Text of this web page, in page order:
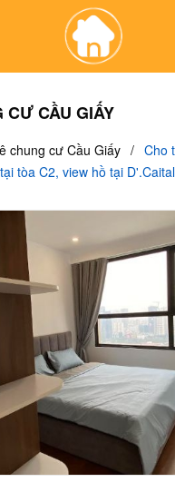
CƯ CẦU GIẤY
chung cư Cầu Giấy / Cho
tòa C2, view hồ tại